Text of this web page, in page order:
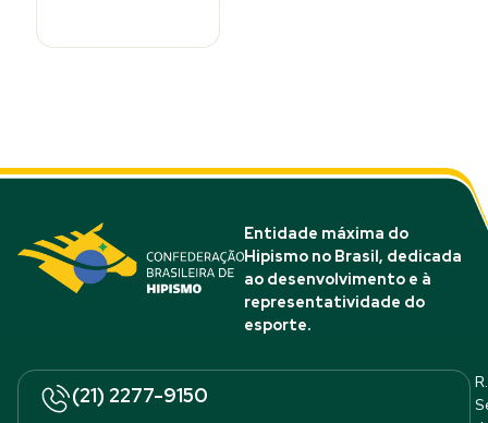
Entidade máxima do
Hipismo no Brasil, dedicada
ao desenvolvimento e à
representatividade do
esporte.
(21) 2277-9150
R.